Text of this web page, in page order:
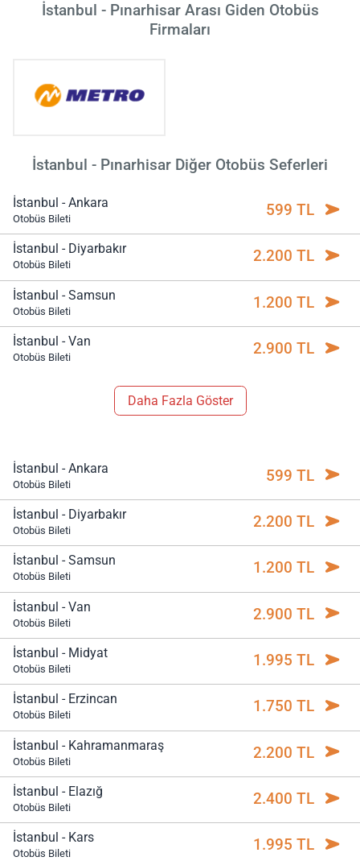
İstanbul - Pınarhisar Arası Giden Otobüs
Firmaları
İstanbul - Pınarhisar Diğer Otobüs Seferleri
İstanbul - Ankara
Otobüs Bileti 599 TL
İstanbul - Diyarbakır
Otobüs Bileti 2.200 TL
İstanbul - Samsun
Otobüs Bileti 1.200 TL
İstanbul - Van
Otobüs Bileti 2.900 TL
Daha Fazla Göster
İstanbul - Ankara
Otobüs Bileti 599 TL
İstanbul - Diyarbakır
Otobüs Bileti 2.200 TL
İstanbul - Samsun
Otobüs Bileti 1.200 TL
İstanbul - Van
Otobüs Bileti 2.900 TL
İstanbul - Midyat
Otobüs Bileti 1.995 TL
İstanbul - Erzincan
Otobüs Bileti 1.750 TL
İstanbul - Kahramanmaraş
Otobüs Bileti 2.200 TL
İstanbul - Elazığ
Otobüs Bileti 2.400 TL
İstanbul - Kars
Otobüs Bileti 1.995 TL